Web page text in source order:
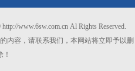
www.6sw.com.cn Al Rights Reserved.
内容，请联系我们，本网站将立即予以删
！